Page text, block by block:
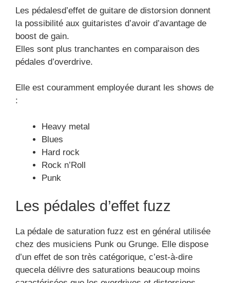
Les pédalesd’effet de guitare de distorsion donnent
la possibilité aux guitaristes d’avoir d’avantage de
boost de gain.
Elles sont plus tranchantes en comparaison des
pédales d’overdrive.
Elle est couramment employée durant les shows de
:
Heavy metal
Blues
Hard rock
Rock n’Roll
Punk
Les pédales d’effet fuzz
La pédale de saturation fuzz est en général utilisée
chez des musiciens Punk ou Grunge. Elle dispose
d’un effet de son très catégorique, c’est-à-dire
quecela délivre des saturations beaucoup moins